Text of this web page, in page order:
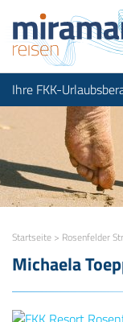
Ihre FKK-
Startseite > Rosenfelder
Michaela